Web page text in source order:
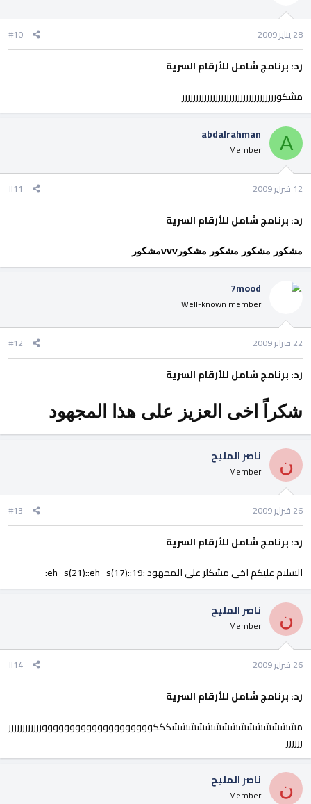
28 يناير 2009 #10
رد: برنامج شامل للأرقام السرية
مشكورررررررررررررررررررررررررررررررررر
A
abdalrahman
Member
12 فبراير 2009 #11
رد: برنامج شامل للأرقام السرية
مشكور مشكور مشكور مشكورvvv مشكور
7mood
Well-known member
22 فبراير 2009 #12
رد: برنامج شامل للأرقام السرية
شكراً اخى العزيز على هذا المجهود
ن ناصر المليح
Member
26 فبراير 2009 #13
رد: برنامج شامل للأرقام السرية
السلام عليكم اخى مشكلر على المجهود :eh_s(21)::eh_s(17)::19:
ن ناصر المليح
Member
26 فبراير 2009 #14
رد: برنامج شامل للأرقام السرية
مشششششششششششششششكككوووووووووووووووووووورررررررررررر
رررررر
ن ناصر المليح
Member